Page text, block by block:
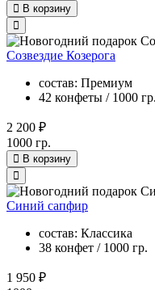
В корзину
Созвездие Козерога
состав: Премиум
42 конфеты / 1000 гр.
2 200 ₽
1000 гр.
В корзину
Синий сапфир
состав: Классика
38 конфет / 1000 гр.
1 950 ₽